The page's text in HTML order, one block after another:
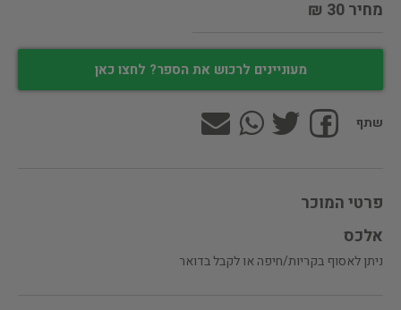
מחיר 30 ₪
מעוניינים לרכוש את הספר? לחצו כאן
שתף
פרטי המוכר
אלכס
ניתן לאסוף בקריות/חיפה או לקבל בדואר